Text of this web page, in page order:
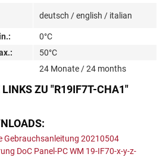
deutsch / english / italian
0°C
50°C
24 Monate / 24 months
LINKS ZU "R19IF7T-CHA1"
Gebrauchsanleitung 20210504
DoC Panel-PC WM 19-IF70-x-y-z-